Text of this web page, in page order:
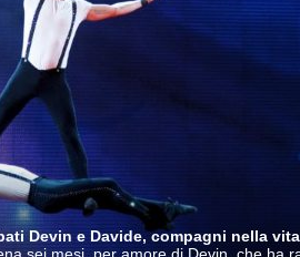
Devin e Davide, compagni nella vita